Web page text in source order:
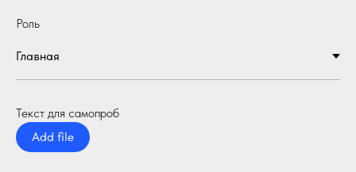
Роль
Текст для самопроб
Add file